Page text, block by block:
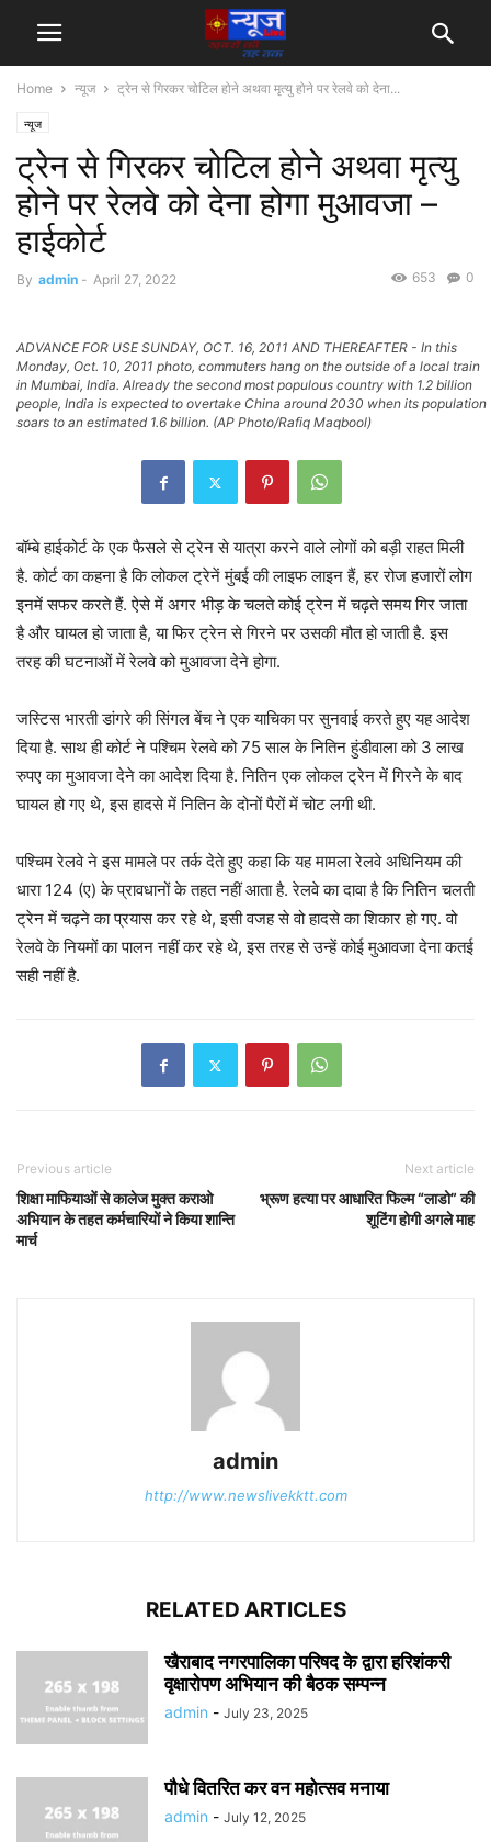
Home न्यूज ट्रेन से गिरकर चोटिल होने अथवा मृत्यु होने पर रेलवे को देना...
न्यूज
ट्रेन से गिरकर चोटिल होने अथवा मृत्यु
होने पर रेलवे को देना होगा मुआवजा –
हाईकोर्ट
By admin - April 27, 2022 0
653
ADVANCE FOR USE SUNDAY, OCT. 16, 2011 AND THEREAFTER - In this
Monday, Oct. 10, 2011 photo, commuters hang on the outside of a local train
in Mumbai, India. Already the second most populous country with 1.2 billion
people, India is expected to overtake China around 2030 when its population
soars to an estimated 1.6 billion. (AP Photo/Rafiq Maqbool)
बॉम्बे हाईकोर्ट के एक फैसले से ट्रेन से यात्रा करने वाले लोगों को बड़ी राहत मिली
है. कोर्ट का कहना है कि लोकल ट्रेनें मुंबई की लाइफ लाइन हैं, हर रोज हजारों लोग
इनमें सफर करते हैं. ऐसे में अगर भीड़ के चलते कोई ट्रेन में चढ़ते समय गिर जाता
है और घायल हो जाता है, या फिर ट्रेन से गिरने पर उसकी मौत हो जाती है. इस
तरह की घटनाओं में रेलवे को मुआवजा देने होगा.
जस्टिस भारती डांगरे की सिंगल बेंच ने एक याचिका पर सुनवाई करते हुए यह आदेश
दिया है. साथ ही कोर्ट ने पश्चिम रेलवे को 75 साल के नितिन हुंडीवाला को 3 लाख
रुपए का मुआवजा देने का आदेश दिया है. नितिन एक लोकल ट्रेन में गिरने के बाद
घायल हो गए थे, इस हादसे में नितिन के दोनों पैरों में चोट लगी थी.
पश्चिम रेलवे ने इस मामले पर तर्क देते हुए कहा कि यह मामला रेलवे अधिनियम की
धारा 124 (ए) के प्रावधानों के तहत नहीं आता है. रेलवे का दावा है कि नितिन चलती
ट्रेन में चढ़ने का प्रयास कर रहे थे, इसी वजह से वो हादसे का शिकार हो गए. वो
रेलवे के नियमों का पालन नहीं कर रहे थे, इस तरह से उन्हें कोई मुआवजा देना कतई
सही नहीं है.
Previous article
शिक्षा माफियाओं से कालेज मुक्त कराओ
अभियान के तहत कर्मचारियों ने किया शान्ति
मार्च
Next article
भ्रूण हत्या पर आधारित फिल्म “लाडो” की
शूटिंग होगी अगले माह
admin
http://www.newslivekktt.com
RELATED ARTICLES
खैराबाद नगरपालिका परिषद के द्वारा हरिशंकरी
वृक्षारोपण अभियान की बैठक सम्पन्न
admin - July 23, 2025
पौधे वितरित कर वन महोत्सव मनाया
admin - July 12, 2025